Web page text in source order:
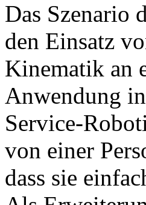
Das Szenario
den Einsatz
Kinematik an
Anwendung
Service-
von einer
dass sie